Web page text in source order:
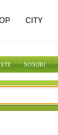
SOSURI
CITY